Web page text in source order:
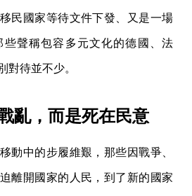
民國家等待文件下發、又是一場
聲稱包容多元文化的德國、法
對待並不少。
亂，而是死在民意
動中的步履維艱，那些因戰爭、
離開國家的人民，到了新的國家